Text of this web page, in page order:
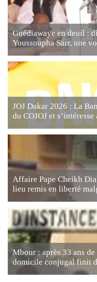
Guédiawaye en deuil :
Youssoupha Sarr, une
JOJ Dakar 2026 : La
du COJOJ et
Affaire Pape Cheikh
lieu remis en liberté
Mbour : après 33 ans
domicile conjugal finit